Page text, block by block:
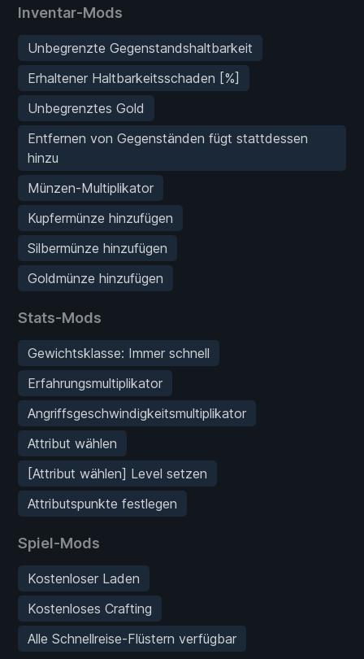
Inventar-Mods
Unbegrenzte Gegenstandshaltbarkeit
Erhaltener Haltbarkeitsschaden [%]
Unbegrenztes Gold
Entfernen von Gegenständen fügt stattdessen
hinzu
Münzen-Multiplikator
Kupfermünze hinzufügen
Silbermünze hinzufügen
Goldmünze hinzufügen
Stats-Mods
Gewichtsklasse: Immer schnell
Erfahrungsmultiplikator
Angriffsgeschwindigkeitsmultiplikator
Attribut wählen
[Attribut wählen] Level setzen
Attributspunkte festlegen
Spiel-Mods
Kostenloser Laden
Kostenloses Crafting
Alle Schnellreise-Flüstern verfügbar